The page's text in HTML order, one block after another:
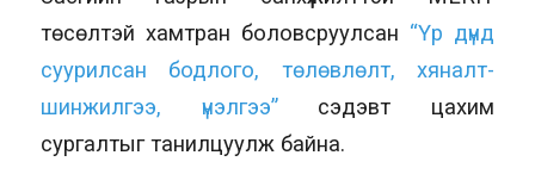
төсөлтэй хамтран боловсруулсан “Үр дүнд
суурилсан бодлого, төлөвлөлт, хяналт-
шинжилгээ, үнэлгээ”сэдэвт цахим
сургалтыг танилцуулж байна.